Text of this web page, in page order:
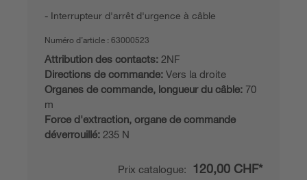
Interrupteur d'arrêt d'urgence à câble
Numéro d’article : 63000523
Attribution des contacts: 2NF
Directions de commande: Vers la droite
Organes de commande, longueur du câble: 70
m
Force d'extraction, organe de commande
déverrouillé: 235 N
Prix catalogue: 120,00 CHF*